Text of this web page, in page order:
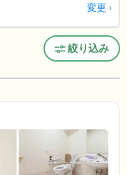
変更
絞り込み